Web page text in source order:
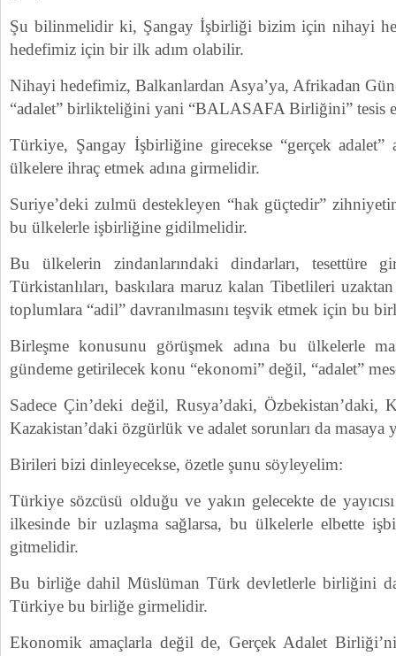
Şu bilinmelidir ki, Şangay İşbirliği bizim için nihayi
hedefimiz için bir ilk adım olabilir.
Nihayi hedefimiz, Balkanlardan Asya’ya, Afrikadan
“adalet” birlikteliğini yani “BALASAFA Birliğini” tesis
Türkiye, Şangay İşbirliğine girecekse “gerçek adalet”
ülkelere ihraç etmek adına girmelidir.
Suriye’deki zulmü destekleyen “hak güçtedir”
bu ülkelerle işbirliğine gidilmelidir.
Bu ülkelerin zindanlarındaki dindarları, tesettüre
Türkistanlıları, baskılara maruz kalan Tibetlileri
toplumlara “adil” davranılmasını teşvik etmek için bu
Birleşme konusunu görüşmek adına bu ülkelerle
gündeme getirilecek konu “ekonomi” değil, “adalet”
Sadece Çin’deki değil, Rusya’daki, Özbekistan’daki,
Kazakistan’daki özgürlük ve adalet sorunları da masaya
Birileri bizi dinleyecekse, özetle şunu söyleyelim:
Türkiye sözcüsü olduğu ve yakın gelecekte de
ilkesinde bir uzlaşma sağlarsa, bu ülkelerle elbette
gitmelidir.
Bu birliğe dahil Müslüman Türk devletlerle birliğini
Türkiye bu birliğe girmelidir.
Ekonomik amaçlarla değil de, Gerçek Adalet